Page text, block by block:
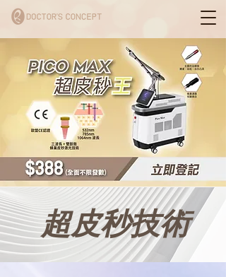
超皮秒技術